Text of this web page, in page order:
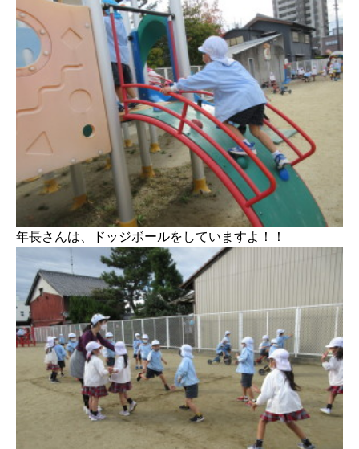
年長さんは、ドッジボールをしていますよ！！